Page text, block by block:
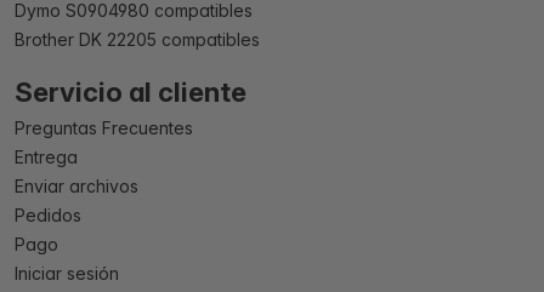
Dymo S0904980 compatibles
Brother DK 22205 compatibles
Servicio al cliente
Preguntas Frecuentes
Entrega
Enviar archivos
Pedidos
Pago
Iniciar sesión